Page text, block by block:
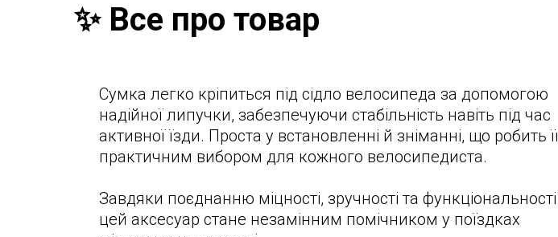
✨ Все про товар
Сумка легко кріпиться під сідло велосипеда за допомогою
надійної липучки, забезпечуючи стабільність навіть під час
активної їзди. Проста у встановленні й зніманні, що робить її
практичним вибором для кожного велосипедиста.
Завдяки поєднанню міцності, зручності та функціональності
цей аксесуар стане незамінним помічником у поїздках